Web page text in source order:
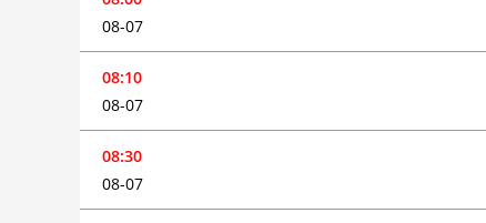
08-07
08:10
08-07
08:30
08-07